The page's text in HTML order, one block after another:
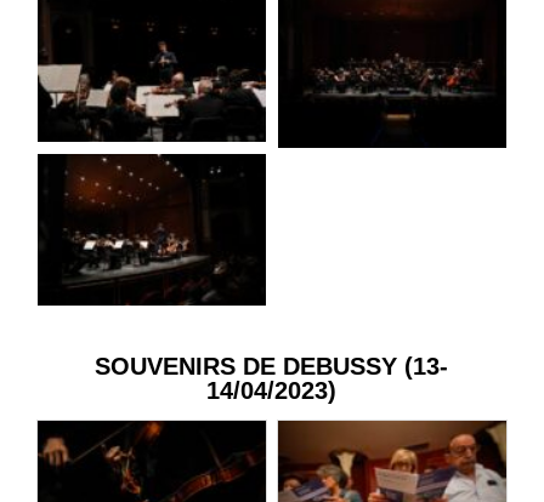
SOUVENIRS DE DEBUSSY (13-
14/04/2023)